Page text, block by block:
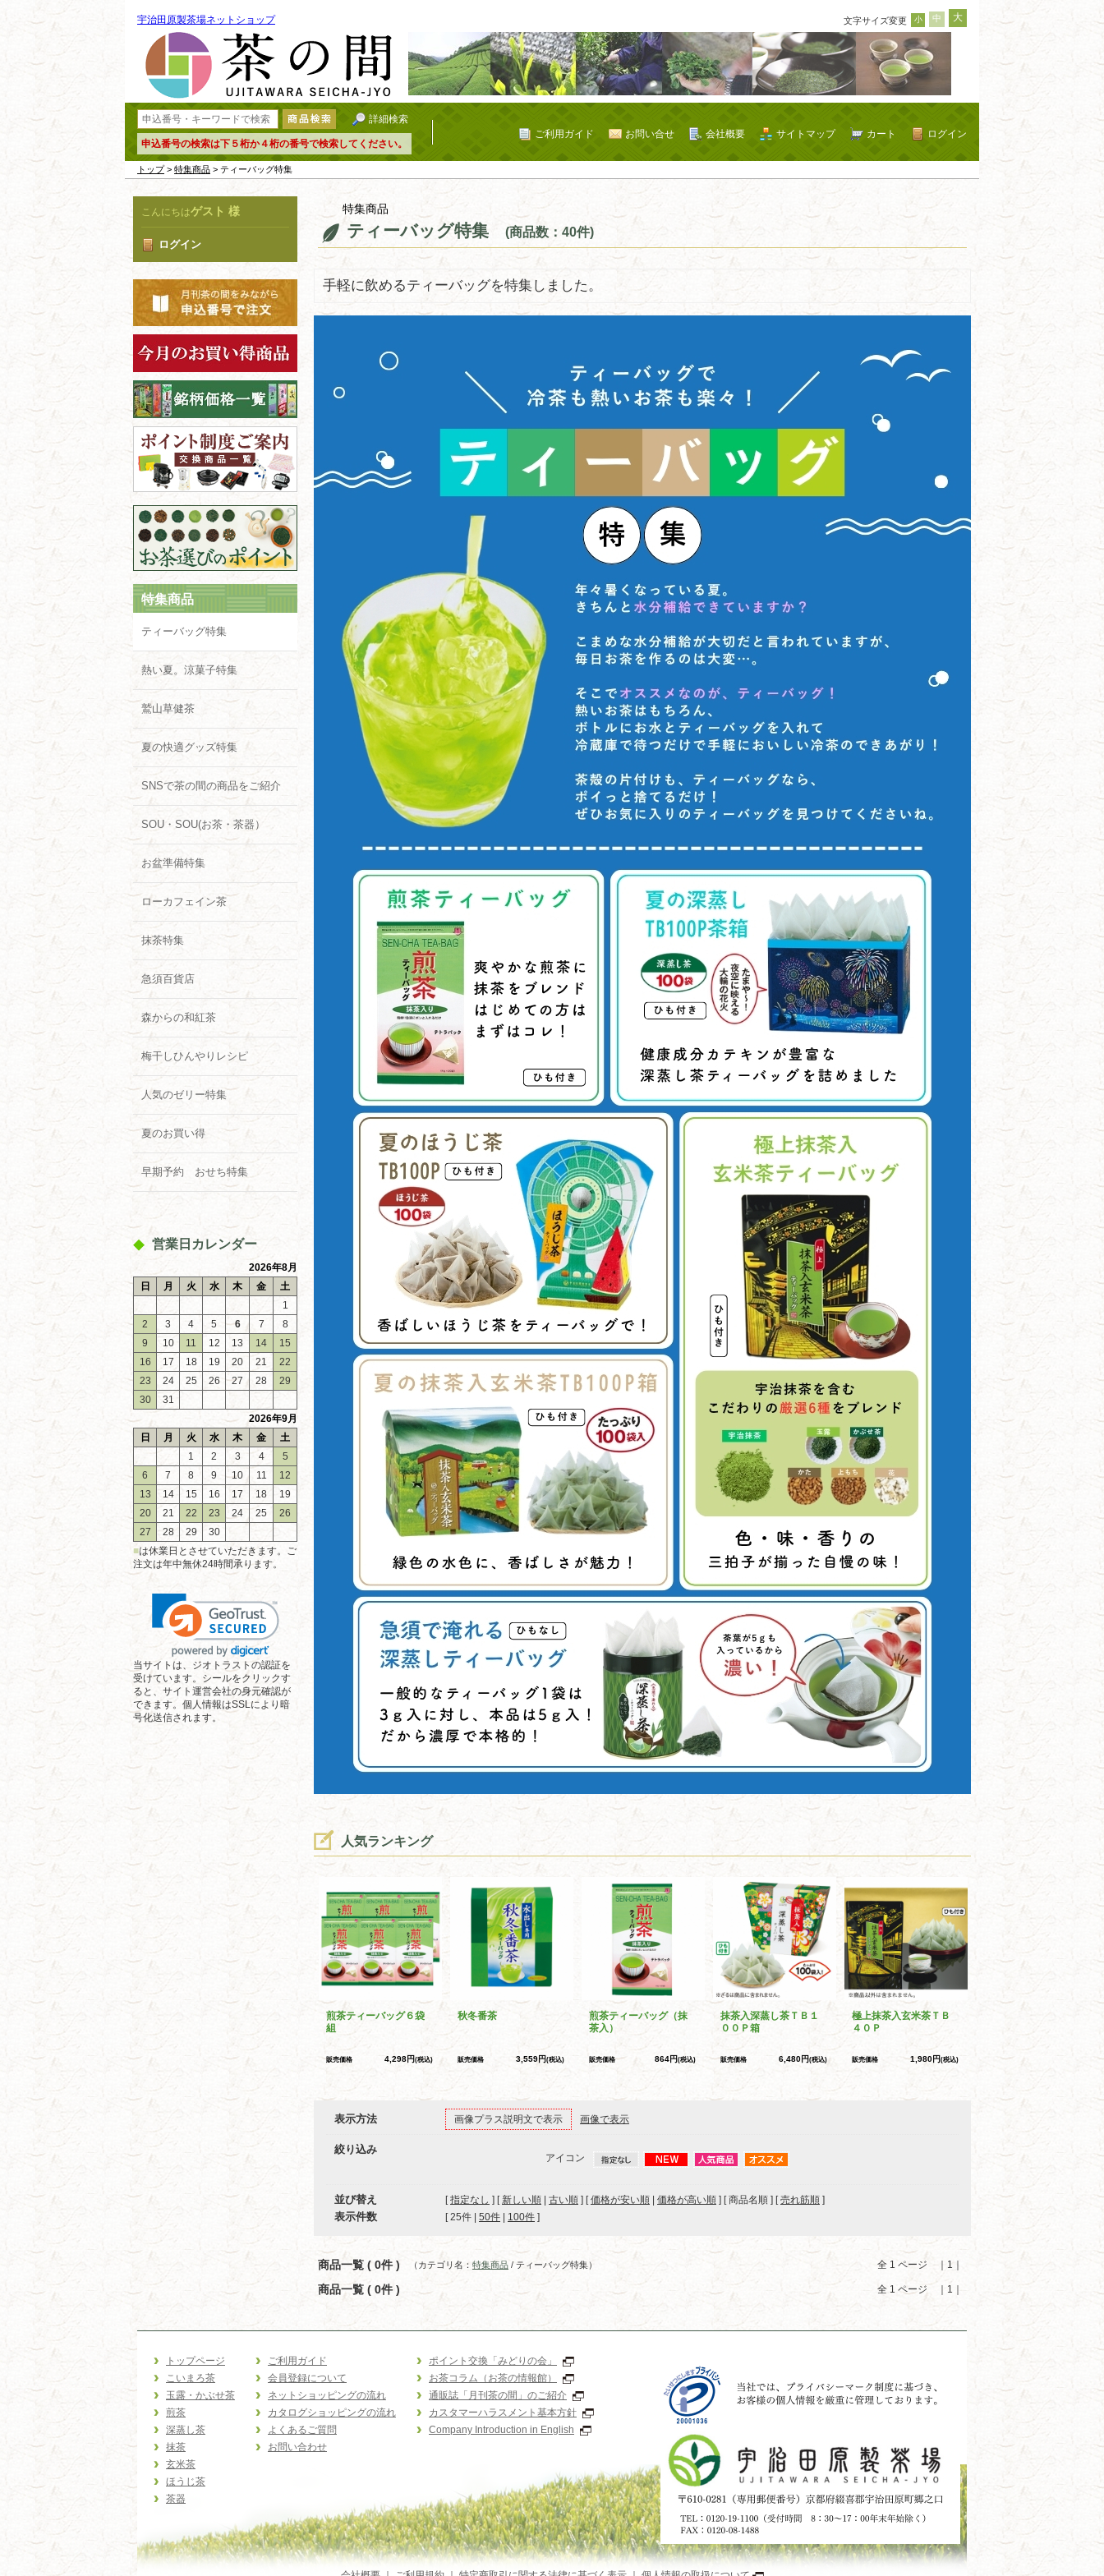
宇治田原製茶場ネットショップ 文字サイズ変更 小 中 大
詳細検索
申込番号の検索は下５桁か４桁の番号で検索してください。
ログイン
カート
サイトマップ
会社概要
お問い合せ
ご利用ガイド
トップ> 特集商品 > ティーバッグ特集
こんにちはゲスト 様
ログイン
特集商品
ティーバッグ特集
熱い夏。涼菓子特集
鷲山草健茶
夏の快適グッズ特集
SNSで茶の間の商品をご紹介
SOU・SOU(お茶・茶器）
お盆準備特集
ローカフェイン茶
抹茶特集
急須百貨店
森からの和紅茶
梅干しひんやりレシピ
人気のゼリー特集
夏のお買い得
早期予約 おせち特集
営業日カレンダー
2026年8月
日
月 火 水 木 金
土
1
2
3 4 5 6 7
8
9
10 11 12 13 14
15
16
17 18 19 20 21
22
23
24 25 26 27 28
29
30
31
2026年9月
日
月 火 水 木 金
土
1
2 3 4
5
6
7 8 9 10 11
12
13
14 15 16 17 18
19
20
21 22 23 24 25
26
27
28 29
30
■は休業日とさせていただきます。ご
注文は年中無休24時間承ります。
当サイトは、ジオトラストの認証を
受けています。シールをクリックす
ると、サイト運営会社の身元確認が
できます。個人情報はSSLにより暗
号化送信されます。
特集商品
ティーバッグ特集 (商品数：40件)
手軽に飲めるティーバッグを特集しました。
人気ランキング
煎茶ティーバッグ６袋
組
販売価格 4,298円(税込)
秋冬番茶
販売価格 3,559円(税込)
煎茶ティーバッグ（抹
茶入）
販売価格 864円(税込)
抹茶入深蒸し茶ＴＢ１
００Ｐ箱
販売価格 6,480円(税込)
極上抹茶入玄米茶ＴＢ
４０Ｐ
販売価格 1,980円(税込)
表示方法 画像プラス説明文で表示 画像で表示
絞り込み
アイコン
並び替え [指定なし ] [ 新しい順 古い順 ] [価格が安い順 価格が高い順 ] [ 商品名順 ] [売れ筋順 ]
表示件数 [ 25件 50件 100件 ]
商品一覧 ( 0件 ) 全 1 ページ ｜1｜
（カテゴリ名： 特集商品 / ティーバッグ特集）
商品一覧 ( 0件 ) 全 1 ページ ｜1｜
トップページ
こいまろ茶
玉露・かぶせ茶
煎茶
深蒸し茶
抹茶
玄米茶
ほうじ茶
茶器
ご利用ガイド
会員登録について
ネットショッピングの流れ
カタログショッピングの流れ
よくあるご質問
お問い合わせ
ポイント交換「みどりの会」
お茶コラム（お茶の情報館）
通販誌「月刊茶の間」のご紹介
カスタマーハラスメント基本方針
Company Introduction in English